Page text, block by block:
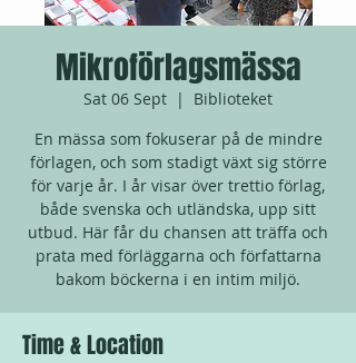
Mikroförlagsmässa
Sat 06 Sept
  |
Biblioteket
En mässa som fokuserar på de mindre
förlagen, och som stadigt växt sig större
för varje år. I år visar över trettio förlag,
både svenska och utländska, upp sitt
utbud. Här får du chansen att träffa och
prata med förläggarna och författarna
bakom böckerna i en intim miljö.
Time & Location